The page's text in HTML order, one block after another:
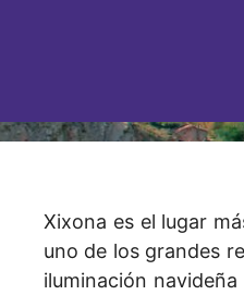
Xixona es el lugar
uno de los grandes
iluminación